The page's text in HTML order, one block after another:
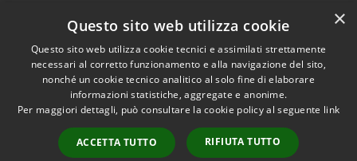
Accessibilità
Privacy
Cookie
Mappa del sito
Area riservata
amministratori comunali
Portale Dipendente
Copyright © 2026 • Comune di
Riccione • Powered by
Municipium•Accesso
redazione
×
Questo sito web utilizza cookie
Questo sito web utilizza cookie tecnici e assimilati strettamente
necessari al corretto funzionamento e alla navigazione del sito,
nonché un cookie tecnico analitico al solo fine di elaborare
informazioni statistiche, aggregate e anonime.
Per maggiori dettagli, può consultare la cookie policy al seguente link
ACCETTA TUTTO RIFIUTA TUTTO